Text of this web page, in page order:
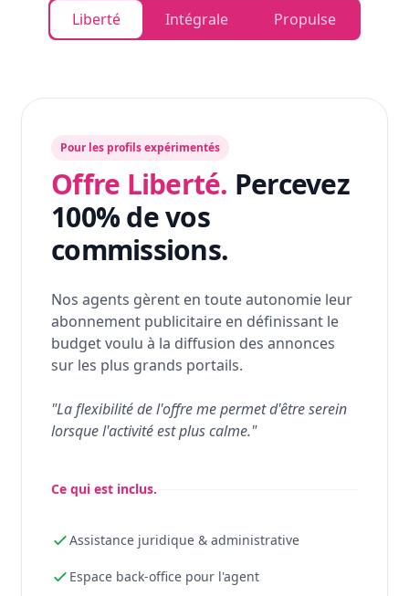
Liberté Intégrale Propulse
Pour les profils expérimentés
Offre Liberté. Percevez
100% de vos
commissions.
Nos agents gèrent en toute autonomie leur
abonnement publicitaire en définissant le
budget voulu à la diffusion des annonces
sur les plus grands portails.
"La flexibilité de l'offre me permet d'être serein
lorsque l'activité est plus calme."
Ce qui est inclus.
Assistance juridique & administrative
Espace back-office pour l'agent